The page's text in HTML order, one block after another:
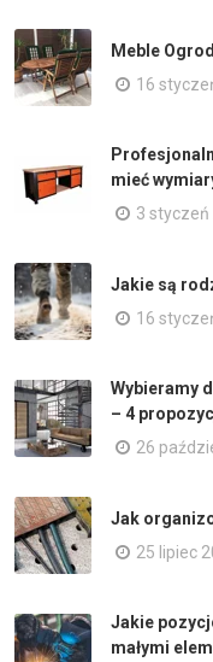
Meble
16
mieć
3 styczeń
Jakie są
16
Wybieramy
– 4
26
Jak
25 lipiec
Jakie
małymi